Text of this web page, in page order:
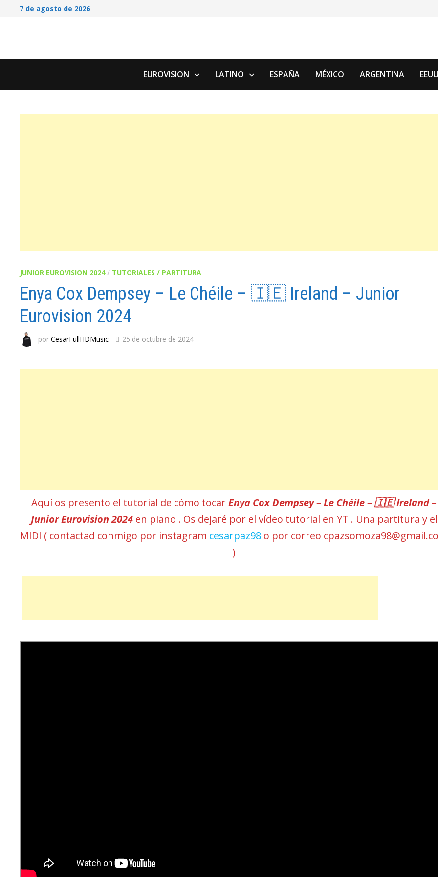
Saltar7 de agosto de 2026
EUROVISION LATINO ESPAÑA MÉXICO ARGENTINA
JUNIOR EUROVISION 2024/ TUTORIALES / PARTITURA
Enya Cox Dempsey – Le Chéile – 🇮🇪 Ireland – Junior
Eurovision 2024
porCesarFullHDMusic 25 de octubre de 2024
Aquí os presento el tutorial de cómo tocarEnya Cox Dempsey – Le Chéile – 🇮🇪 Ireland –
Junior Eurovision 2024 en piano . Os dejaré por el vídeo tutorial en YT . Una partitura y el
MIDI ( contactad conmigo por instagram cesarpaz98 o por correo
)